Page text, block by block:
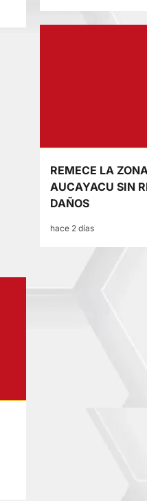
REMECE LA
AUCAYACU SIN
DAÑOS
hace 2 días